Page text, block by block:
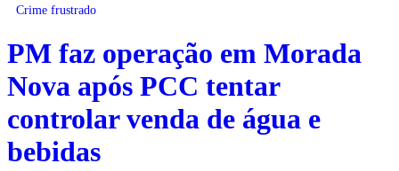
Crime frustrado
PM faz operação em Morada
Nova após PCC tentar
controlar venda de água e
bebidas